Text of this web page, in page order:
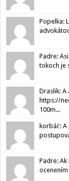
Popelka:
Padre:
tokoch je
Draslik: A
https://
100m...
korbáč:
Padre: